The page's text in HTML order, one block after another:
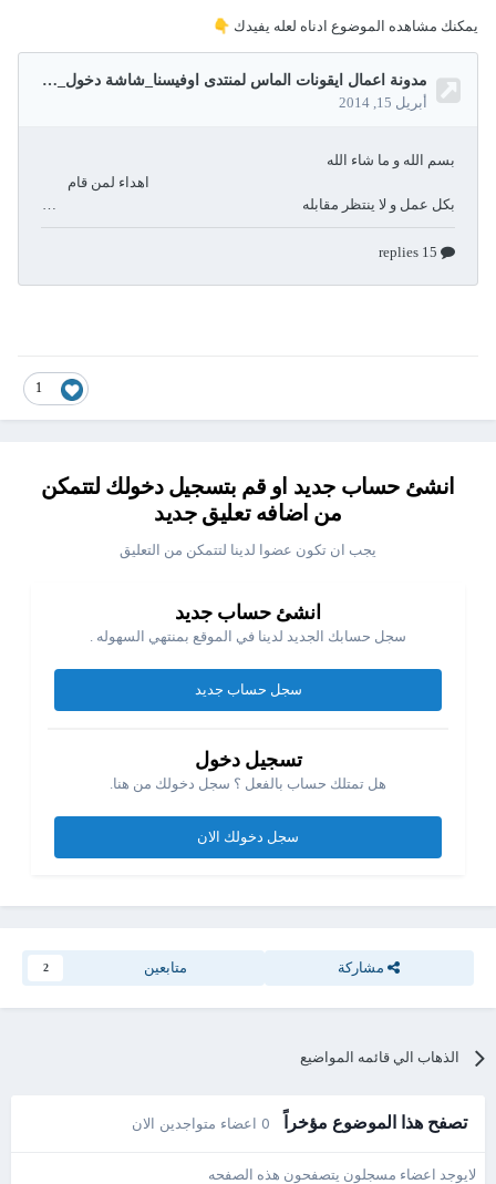
يمكنك مشاهده الموضوع ادناه لعله يفيدك 👇
1
انشئ حساب جديد او قم بتسجيل دخولك لتتمكن
من اضافه تعليق جديد
يجب ان تكون عضوا لدينا لتتمكن من التعليق
انشئ حساب جديد
سجل حسابك الجديد لدينا في الموقع بمنتهي السهوله .
سجل حساب جديد
تسجيل دخول
هل تمتلك حساب بالفعل ؟ سجل دخولك من هنا.
سجل دخولك الان
مشاركة متابعين 2
الذهاب الي قائمه المواضيع
تصفح هذا الموضوع مؤخراً 0 اعضاء متواجدين الان
لايوجد اعضاء مسجلون يتصفحون هذه الصفحه